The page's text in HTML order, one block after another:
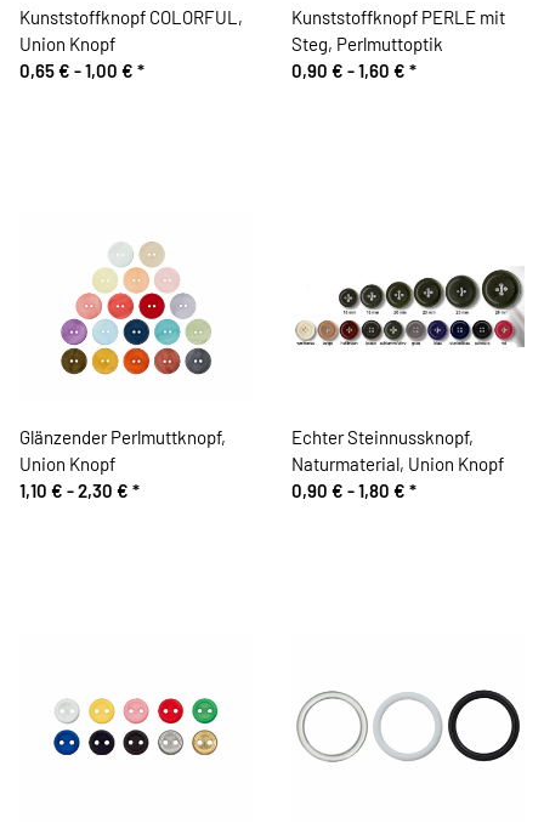
Kunststoffknopf COLORFUL,
Union Knopf
0,65 € -1,00 € *
Kunststoffknopf PERLE mit
Steg, Perlmuttoptik
0,90 € -1,60 € *
Glänzender Perlmuttknopf,
Union Knopf
1,10 € -2,30 € *
Echter Steinnussknopf,
Naturmaterial, Union Knopf
0,90 € -1,80 € *